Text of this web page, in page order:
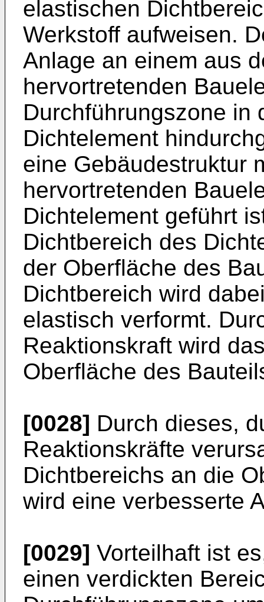
elastischen
Werkstoff aufweisen.
Anlage an einem aus
hervortretenden
Durchführungszone in
Dichtelement
eine Gebäudestruktur
hervortretenden
Dichtelement geführt
Dichtbereich des
der Oberfläche des
Dichtbereich wird
elastisch verformt.
Reaktionskraft wird
Oberfläche des
[0028] Durch dieses,
Reaktionskräfte
Dichtbereichs an die
wird eine verbesserte
[0029] Vorteilhaft ist
einen verdickten